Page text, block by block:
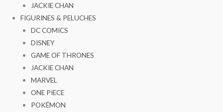
JACKIE CHAN
FIGURINES & PELUCHES
DC COMICS
DISNEY
GAME OF THRONES
JACKIE CHAN
MARVEL
ONE PIECE
POKÉMON